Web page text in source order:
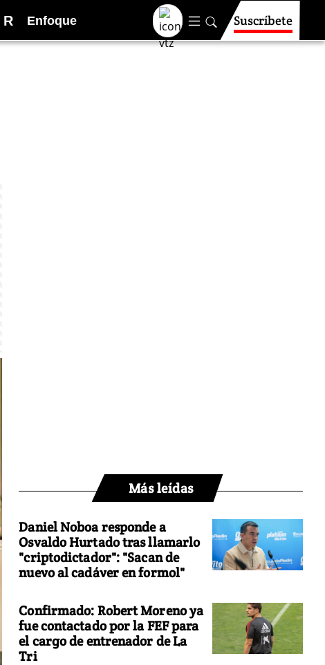
R Enfoque Suscríbete
Más leídas
Daniel Noboa responde a
Osvaldo Hurtado tras llamarlo
"criptodictador": "Sacan de
nuevo al cadáver en formol"
Confirmado: Robert Moreno ya
fue contactado por la FEF para
el cargo de entrenador de La
Tri